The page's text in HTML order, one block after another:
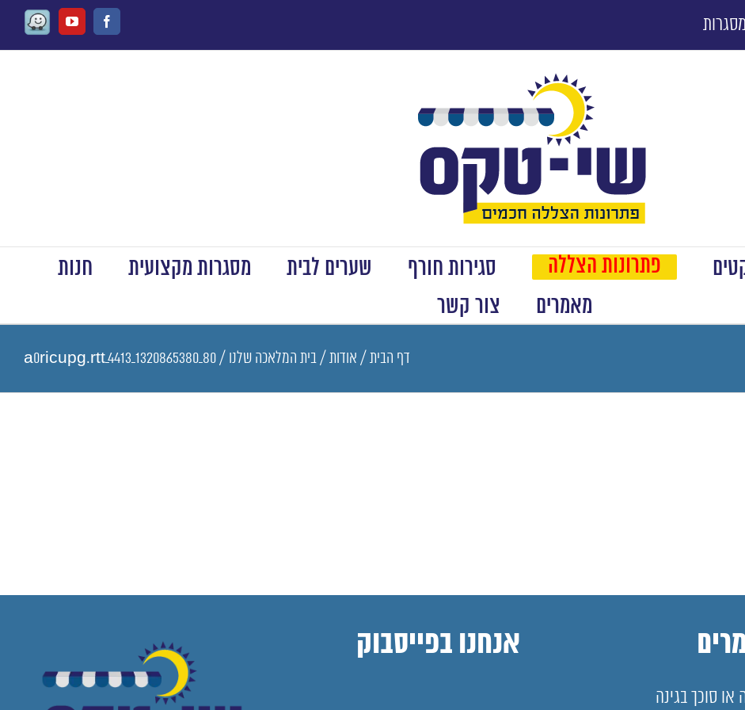
Facebook
Youtube
Waze
פתרונות הצללה סגירות חורף שערים לבית מסגרות מקצועית
חנות
מאמרים
צור קשר
דף הבית / אודות / בית המלאכה שלנו /
a0ricupg.rtt_4413_1320865380_80
או סוכך בגינה
אנחנו בפייסבוק